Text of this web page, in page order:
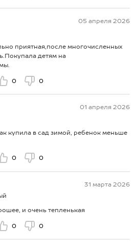
05 апреля 2026
приятная,после многочисленных
детям на
0 0
01 апреля 2026
купила в сад зимой, ребенок меньше
0 0
31 марта 2026
и очень тепленькая
0 0